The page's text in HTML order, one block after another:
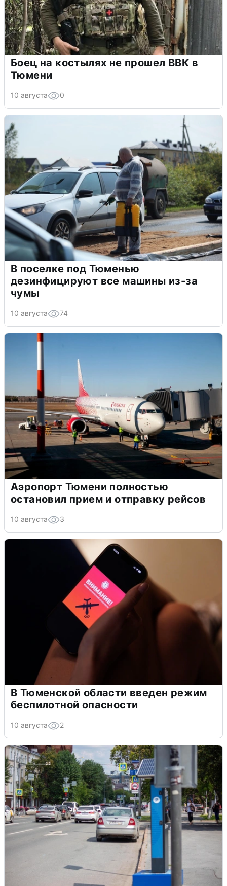
Боец на костылях не прошел ВВК в
Тюмени
10 августа 0
В поселке под Тюменью
дезинфицируют все машины из-за
чумы
10 августа 74
Аэропорт Тюмени полностью
остановил прием и отправку рейсов
10 августа 3
В Тюменской области введен режим
беспилотной опасности
10 августа 2